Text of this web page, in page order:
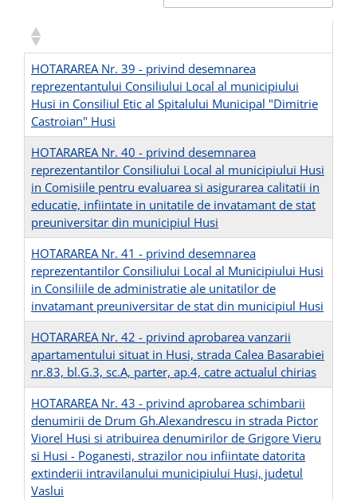
HOTARAREA Nr. 39 - privind desemnarea
reprezentantului Consiliului Local al municipiului
Husi in Consiliul Etic al Spitalului Municipal "Dimitrie
Castroian" Husi
HOTARAREA Nr. 40 - privind desemnarea
reprezentantilor Consiliului Local al municipiului Husi
in Comisiile pentru evaluarea si asigurarea calitatii in
educatie, infiintate in unitatile de invatamant de stat
preuniversitar din municipiul Husi
HOTARAREA Nr. 41 - privind desemnarea
reprezentantilor Consiliului Local al Municipiului Husi
in Consiliile de administratie ale unitatilor de
invatamant preuniversitar de stat din municipiul Husi
HOTARAREA Nr. 42 - privind aprobarea vanzarii
apartamentului situat in Husi, strada Calea Basarabiei
nr.83, bl.G.3, sc.A, parter, ap.4, catre actualul chirias
HOTARAREA Nr. 43 - privind aprobarea schimbarii
denumirii de Drum Gh.Alexandrescu in strada Pictor
Viorel Husi si atribuirea denumirilor de Grigore Vieru
si Husi - Poganesti, strazilor nou infiintate datorita
extinderii intravilanului municipiului Husi, judetul
Vaslui